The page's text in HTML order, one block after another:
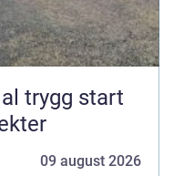
09 august 2026